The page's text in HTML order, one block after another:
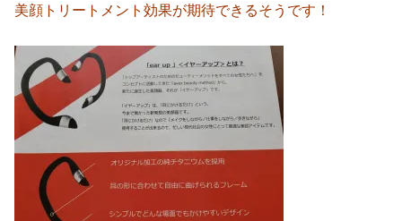
美顔トリートメント効果が期待できるそうです！